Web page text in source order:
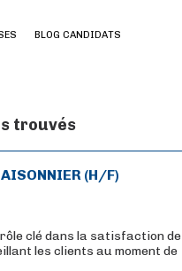
BLOG CANDIDATS
trouvés
(H/F)
clé dans la satisfaction de
les clients au moment de